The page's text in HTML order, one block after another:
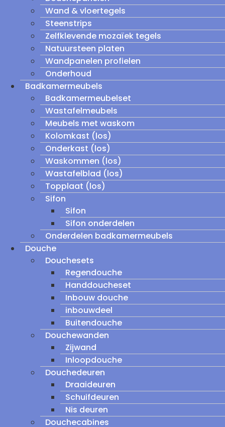
Wand & vloertegels
Steenstrips
Zelfklevende mozaïek tegels
Natuursteen platen
Wandpanelen profielen
Onderhoud
Badkamermeubels
Badkamermeubelset
Wastafelmeubels
Meubels met waskom
Kolomkast (los)
Onderkast (los)
Waskommen (los)
Wastafelblad (los)
Topplaat (los)
Sifon
Sifon
Sifon onderdelen
Onderdelen badkamermeubels
Douche
Douchesets
Regendouche
Handdoucheset
Inbouw douche
inbouwdeel
Buitendouche
Douchewanden
Zijwand
Inloopdouche
Douchedeuren
Draaideuren
Schuifdeuren
Nis deuren
Douchecabines